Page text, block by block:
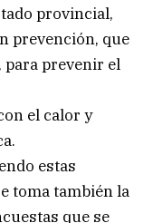
provincial,
prevención, que
para prevenir el
el calor y
estas
toma también la
que se